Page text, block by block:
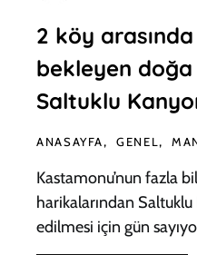
2 köy
bekleyen doğa
Saltuklu
ANASAYFA GENEL
Kastamonu’nun fazla
harikalarından
edilmesi için gün